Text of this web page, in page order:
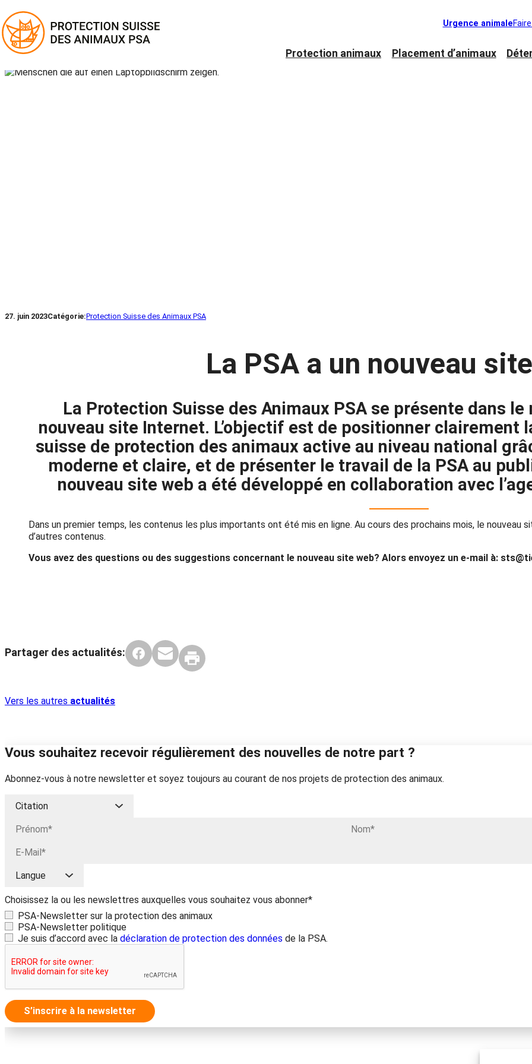
Urgence animale
Protection animaux Placement d’animaux
27. juin 2023Catégorie:Protection Suisse des Animaux PSA
La PSA a un nouveau
La Protection Suisse des Animaux PSA se présente dans
nouveau site Internet. L’objectif est de positionner clairement
suisse de protection des animaux active au niveau national
moderne et claire, et de présenter le travail de la PSA au
nouveau site web a été développé en collaboration avec
Dans un premier temps, les contenus les plus importants ont été mis en ligne. Au cours des prochains mois, le
d’autres contenus.
Vous avez des questions ou des suggestions concernant le nouveau site web? Alors envoyez un e-mail à:
Partager des actualités:
Vers les autres actualités
Vous souhaitez recevoir régulièrement des nouvelles de notre part ?
Abonnez-vous à notre newsletter et soyez toujours au courant de nos projets de protection des animaux.
Choisissez la ou les newslettres auxquelles vous souhaitez vous abonner*
PSA-Newsletter sur la protection des animaux
PSA-Newsletter politique
Je suis d’accord avec la déclaration de protection des données de la PSA.
S’inscrire à la newsletter